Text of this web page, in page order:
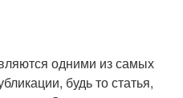
одними из самых
будь то статья,